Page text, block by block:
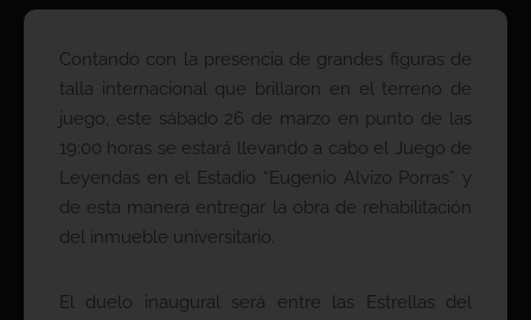
Contando con la presencia de grandes figuras de
talla internacional que brillaron en el terreno de
juego, este sábado 26 de marzo en punto de las
19:00 horas se estará llevando a cabo el Juego de
Leyendas en el Estadio “Eugenio Alvizo Porras” y
de esta manera entregar la obra de rehabilitación
del inmueble universitario.
El duelo inaugural será entre las Estrellas del